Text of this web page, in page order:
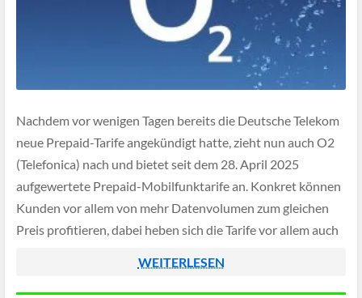
Nachdem vor wenigen Tagen bereits die Deutsche Telekom
neue Prepaid-Tarife angekündigt hatte, zieht nun auch O2
(Telefonica) nach und bietet seit dem 28. April 2025
aufgewertete Prepaid-Mobilfunktarife an. Konkret können
Kunden vor allem von mehr Datenvolumen zum gleichen
Preis profitieren, dabei heben sich die Tarife vor allem auch
"Weitersurfgarantie" […]
WEITERLESEN